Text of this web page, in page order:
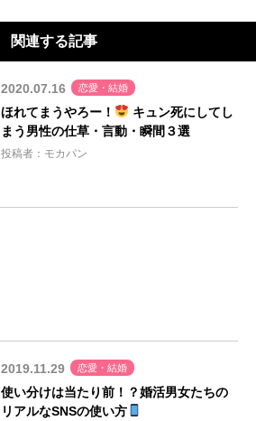
関連する記事
2020.07.16 恋愛・結婚
ほれてまうやろー！
キュン死にしてし
まう男性の仕草・言動・瞬間３選
投稿者：モカパン
2019.11.29 恋愛・結婚
使い分けは当たり前！？婚活男女たちの
リアルなSNSの使い方